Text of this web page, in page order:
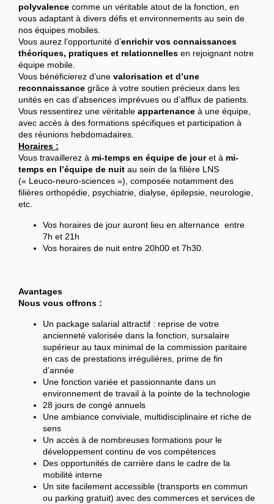
polyvalence comme un véritable atout de la fonction, en
vous adaptant à divers défis et environnements au sein de
nos équipes mobiles.
Vous aurez l’opportunité d’enrichir vos connaissances
théoriques, pratiques et relationnelles en rejoignant notre
équipe mobile.
Vous bénéficierez d’une valorisation et d’une
reconnaissance grâce à votre soutien précieux dans les
unités en cas d’absences imprévues ou d’afflux de patients.
Vous ressentirez une véritable appartenance à une équipe,
avec accès à des formations spécifiques et participation à
des réunions hebdomadaires.
Horaires :
Vous travaillerez à mi-temps en équipe de jouret à mi-
temps en l’équipe de nuit au sein de la filière LNS
(« Leuco-neuro-sciences »), composée notamment des
filières orthopédie, psychiatrie, dialyse, épilepsie, neurologie,
etc.
Vos horaires de jour auront lieu en alternance entre
7h et 21h
Vos horaires de nuit entre 20h00 et 7h30.
Avantages
Nous vous offrons :
Un package salarial attractif : reprise de votre
ancienneté valorisée dans la fonction, sursalaire
supérieur au taux minimal de la commission paritaire
en cas de prestations irrégulières, prime de fin
d’année
Une fonction variée et passionnante dans un
environnement de travail à la pointe de la technologie
28 jours de congé annuels
Une ambiance conviviale, multidisciplinaire et riche de
sens
Un accès à de nombreuses formations pour le
développement continu de vos compétences
Des opportunités de carrière dans le cadre de la
mobilité interne
Un site facilement accessible (transports en commun
ou parking gratuit) avec des commerces et services de